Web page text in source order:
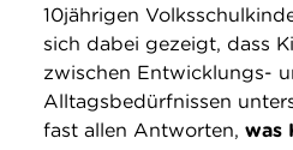
10jährigen
sich dabei gezeigt, dass
zwischen Entwicklungs-
Alltagsbedürfnissen
fast allen Antworten, was